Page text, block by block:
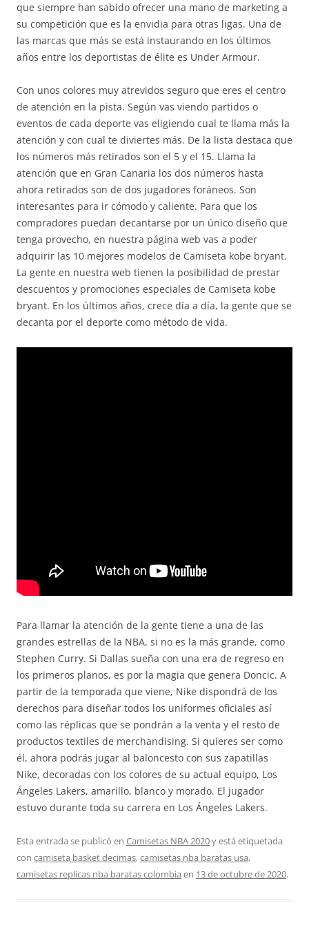
que siempre han sabido ofrecer una mano de marketing a
su competición que es la envidia para otras ligas. Una de
las marcas que más se está instaurando en los últimos
años entre los deportistas de élite es Under Armour.
Con unos colores muy atrevidos seguro que eres el centro
de atención en la pista. Según vas viendo partidos o
eventos de cada deporte vas eligiendo cual te llama más la
atención y con cual te diviertes más. De la lista destaca que
los números más retirados son el 5 y el 15. Llama la
atención que en Gran Canaria los dos números hasta
ahora retirados son de dos jugadores foráneos. Son
interesantes para ir cómodo y caliente. Para que los
compradores puedan decantarse por un único diseño que
tenga provecho, en nuestra página web vas a poder
adquirir las 10 mejores modelos de Camiseta kobe bryant.
La gente en nuestra web tienen la posibilidad de prestar
descuentos y promociones especiales de Camiseta kobe
bryant. En los últimos años, crece día a día, la gente que se
decanta por el deporte como método de vida.
Para llamar la atención de la gente tiene a una de las
grandes estrellas de la NBA, si no es la más grande, como
Stephen Curry. Si Dallas sueña con una era de regreso en
los primeros planos, es por la magia que genera Doncic. A
partir de la temporada que viene, Nike dispondrá de los
derechos para diseñar todos los uniformes oficiales así
como las réplicas que se pondrán a la venta y el resto de
productos textiles de merchandising. Si quieres ser como
él, ahora podrás jugar al baloncesto con sus zapatillas
Nike, decoradas con los colores de su actual equipo, Los
Ángeles Lakers, amarillo, blanco y morado. El jugador
estuvo durante toda su carrera en Los Ángeles Lakers.
Esta entrada se publicó en Camisetas NBA 2020y está etiquetada
con camiseta basket decimas,camisetas nba baratas usa,
camisetas replicas nba baratas colombia en 13 de octubre de 2020.